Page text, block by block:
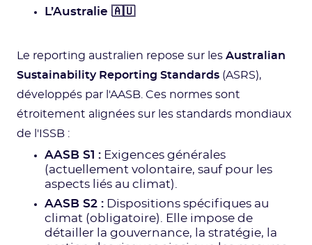
L’Australie 🇦🇺
Le reporting australien repose sur les Australian
Sustainability Reporting Standards (ASRS),
développés par l'AASB. Ces normes sont
étroitement alignées sur les standards mondiaux
de l'ISSB :
AASB S1 : Exigences générales
(actuellement volontaire, sauf pour les
aspects liés au climat).
AASB S2 : Dispositions spécifiques au
climat (obligatoire). Elle impose de
détailler la gouvernance, la stratégie, la